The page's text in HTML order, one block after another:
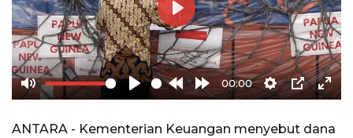
Mute Play
RewindForward
00:00
Settings
PIP
Play
ANTARA - Kementerian Keuangan menyebut dana